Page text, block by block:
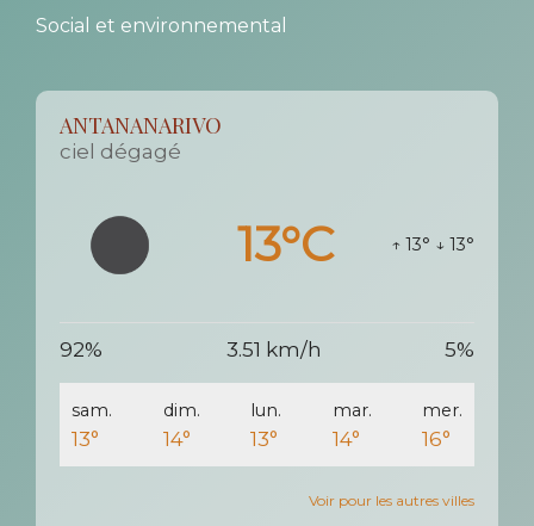
Social et environnemental
ANTANANARIVO
ciel dégagé
13°C ↑ 13° ↓ 13°
92% 3.51 km/h 5%
sam.
13°
dim.
14°
lun.
13°
mar.
14°
mer.
16°
Voir pour les autres villes